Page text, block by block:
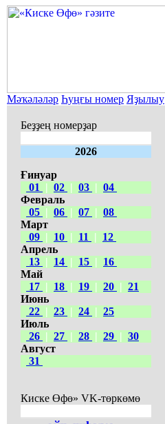
Мәҡәләләр Һуңғы номер Яҙылыу
Беҙҙең номерҙар
2026
Ғинуар
01
| 02 | 03 | 04
Февраль
05 | 06 | 07 | 08
Март
09 | 10 | 11 |
12
Апрель
13 | 14 | 15 |
16
Май
17 | 18 | 19 | 20 | 21
Июнь
22 | 23 | 24 | 25
Июль
26 | 27 | 28 | 29 | 30
Август
31
Киске Өфө» VK-төркөмө